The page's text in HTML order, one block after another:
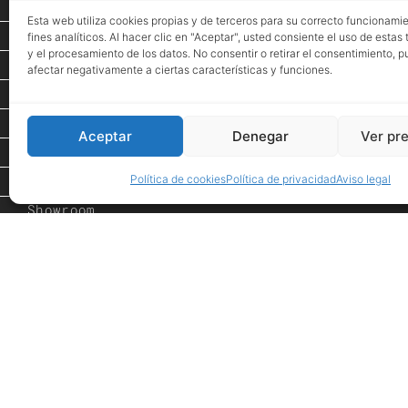
Esta web utiliza cookies propias y de terceros para su correcto
fines analíticos. Al hacer clic en "Aceptar", usted consiente el uso de estas
y el procesamiento de los datos. No consentir o retirar el consentimiento,
afectar negativamente a ciertas características y funciones.
Aceptar Denegar Ver
Política de cookiesPolítica de privacidadAviso legal
Proyectos
Espacio de Arte
Tienda
PROMOCIONES
Showroom